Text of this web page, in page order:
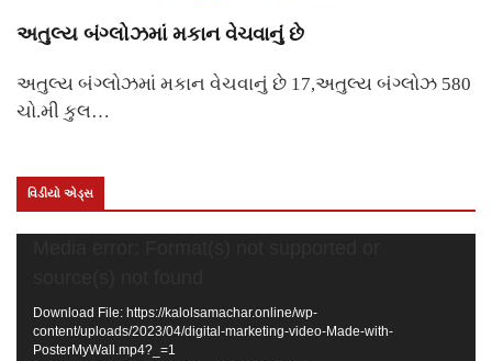
અતુલ્ય બંગ્લોઝમાં મકાન વેચવાનું છે
અતુલ્ય બંગ્લોઝમાં મકાન વેચવાનું છે 17,અતુલ્ય બંગ્લોઝ 580
ચો.મી કુલ…
વિડીયો એડ્સ
Download File: https://kalolsamachar.online/wp-
content/uploads/2023/04/digital-marketing-video-Made-with-
PosterMyWall.mp4?_=1